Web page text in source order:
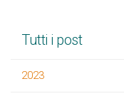
Tutti i post
2023